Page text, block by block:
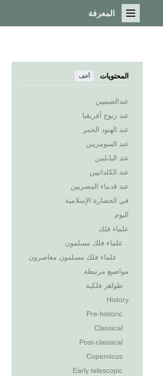
القائمة الرئيسية
المعرفة
المحتويات أخف
عندالصينيين
عند زنوج أفريقيا
عند الهنود الحمر
عند السومريين
عند البابليبن
عند الكلدانيين
عند قدماء المصريين
في الحضارة الإسلامية
اليوم
علماء فلك
علماء فلك مسلمون
علماء فلك مسلمون معاصرون
مواضيع مرتبطة
ظواهر فلكية
History
Pre-historic
Classical
Post-classical
Copernicus
Early telescopic